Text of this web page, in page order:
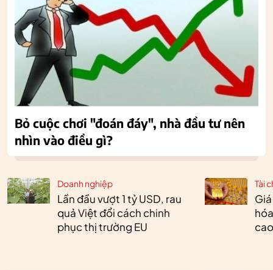
Doanh nghiệp
Lần đầu vượt 1 tỷ USD, rau
quả Việt đổi cách chinh
phục thị trường EU
Tài
Bỏ cuộc chơi "đoán đáy", nhà đầu tư nên
nhìn vào điều gì?